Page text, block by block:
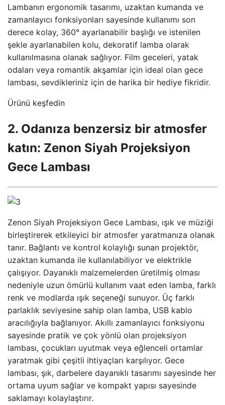
Lambanın ergonomik tasarımı, uzaktan kumanda ve
zamanlayıcı fonksiyonları sayesinde kullanımı son
derece kolay, 360° ayarlanabilir başlığı ve istenilen
şekle ayarlanabilen kolu, dekoratif lamba olarak
kullanılmasına olanak sağlıyor. Film geceleri, yatak
odaları veya romantik akşamlar için ideal olan gece
lambası, sevdikleriniz için de harika bir hediye fikridir.
Ürünü keşfedin
2. Odanıza benzersiz bir atmosfer
katın: Zenon Siyah Projeksiyon
Gece Lambası
Zenon Siyah Projeksiyon Gece Lambası, ışık ve müziği
birleştirerek etkileyici bir atmosfer yaratmanıza olanak
tanır. Bağlantı ve kontrol kolaylığı sunan projektör,
uzaktan kumanda ile kullanılabiliyor ve elektrikle
çalışıyor. Dayanıklı malzemelerden üretilmiş olması
nedeniyle uzun ömürlü kullanım vaat eden lamba, farklı
renk ve modlarda ışık seçeneği sunuyor. Üç farklı
parlaklık seviyesine sahip olan lamba, USB kablo
aracılığıyla bağlanıyor. Akıllı zamanlayıcı fonksiyonu
sayesinde pratik ve çok yönlü olan projeksiyon
lambası, çocukları uyutmak veya eğlenceli ortamlar
yaratmak gibi çeşitli ihtiyaçları karşılıyor. Gece
lambası, şık, darbelere dayanıklı tasarımı sayesinde her
ortama uyum sağlar ve kompakt yapısı sayesinde
saklamayı kolaylaştırır.